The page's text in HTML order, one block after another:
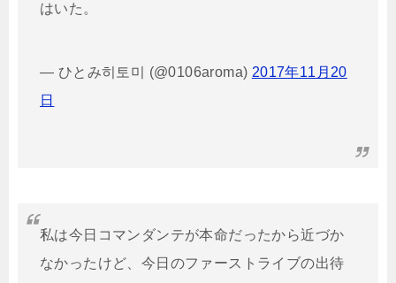
はいた。
— ひとみ히토미 (@0106aroma) 2017年11月20
日
私は今日コマンダンテが本命だったから近づか
なかったけど、今日のファーストライブの出待